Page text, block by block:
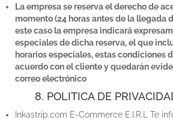
La empresa se reserva el derecho de
momento (24 horas antes de la llegada
este caso la empresa indicará
especiales de dicha reserva, el que
horarios especiales, estas condiciones
acuerdo con el cliente y quedarán
correo electrónico
8. POLITICA DE
Inkastrip.com E-Commerce E.I.R.L Te